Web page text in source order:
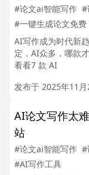
#论文ai智能写作 #
#一键生成论文免费
AI写作成为时代新
定，AI众多，哪款
看看7 款 AI
发布于 2025年11月
AI论文写作太
站
#论文ai智能写作 #
#AI写作工具